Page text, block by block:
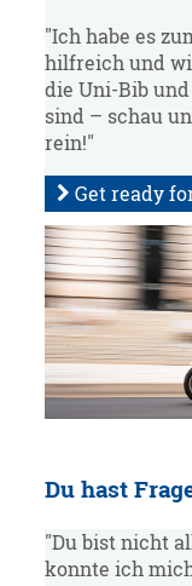
"Ich habe es
hilfreich und
die Uni-Bib
sind – schau
rein!"
Get ready
Du hast
"Du bist nicht
konnte ich